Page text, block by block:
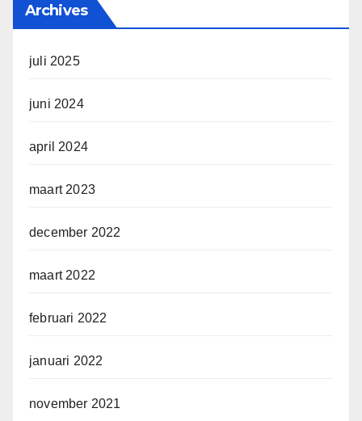
Archives
juli 2025
juni 2024
april 2024
maart 2023
december 2022
maart 2022
februari 2022
januari 2022
november 2021